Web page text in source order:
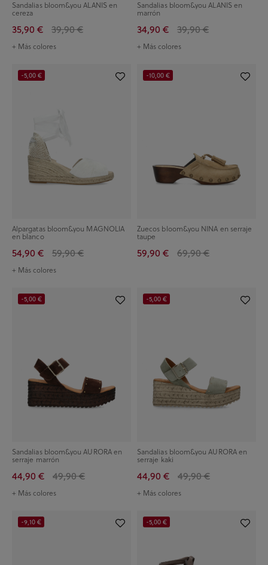
Sandalias bloom&you ALANIS en
cereza
35,90 € 39,90 €
+ Más colores
Sandalias bloom&you ALANIS en
marrón
34,90 € 39,90 €
+ Más colores
Alpargatas bloom&you MAGNOLIA
en blanco
54,90 € 59,90 €
+ Más colores
-5,00 €
Zuecos bloom&you NINA en serraje
taupe
59,90 € 69,90 €
-10,00 €
Sandalias bloom&you AURORA en
serraje marrón
44,90 € 49,90 €
+ Más colores
-5,00 €
Sandalias bloom&you AURORA en
serraje kaki
44,90 € 49,90 €
+ Más colores
-5,00 €
-9,10 € -5,00 €